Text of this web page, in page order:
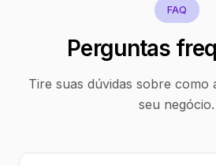
FAQ
Perguntas
Tire suas dúvidas sobre como
seu negócio.